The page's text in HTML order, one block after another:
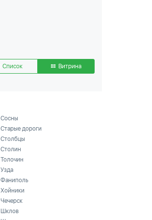
Список Витрина
Сосны
Старые дороги
Столбцы
Столин
Толочин
Узда
Фаниполь
Хойники
Чечерск
Шклов